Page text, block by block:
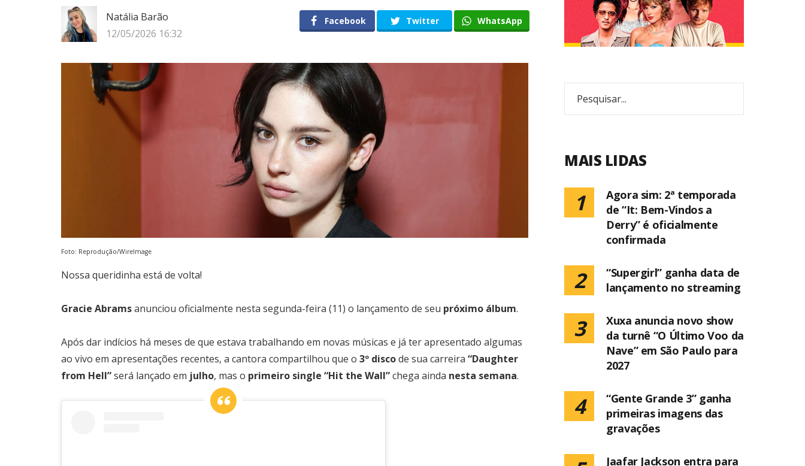
Natália Barão
12/05/2026 16:32
Facebook Twitter WhatsApp
Foto: Reprodução/WireImage
Nossa queridinha está de volta!
Gracie Abramsanunciou oficialmente nesta segunda-feira (11) o lançamento de seu próximo álbum.
Após dar indícios há meses de que estava trabalhando em novas músicas e já ter apresentado algumas
ao vivo em apresentações recentes, a cantora compartilhou que o 3º discode sua carreira “Daughter
from Hell”será lançado em julho, mas o primeiro single “Hit the Wall”chega ainda nesta semana.
MAIS LIDAS
1
Agora sim: 2ª temporada
de “It: Bem-Vindos a
Derry” é oficialmente
confirmada
2
“Supergirl” ganha data de
lançamento no streaming
3
Xuxa anuncia novo show
da turnê “O Último Voo da
Nave” em São Paulo para
2027
4
“Gente Grande 3” ganha
primeiras imagens das
gravações
Jaafar Jackson entra para